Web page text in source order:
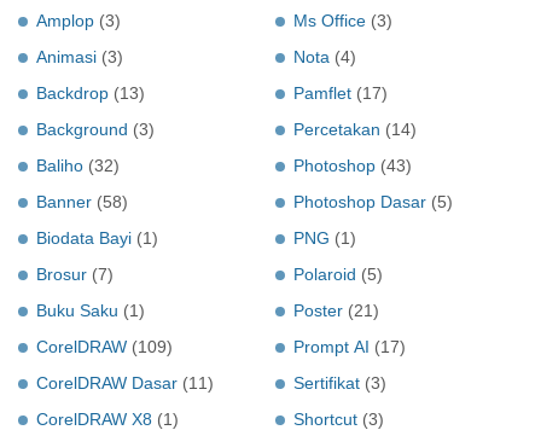
Amplop (3)
Animasi (3)
Backdrop (13)
Background (3)
Baliho (32)
Banner (58)
Biodata Bayi (1)
Brosur (7)
Buku Saku (1)
CorelDRAW (109)
CorelDRAW Dasar (11)
CorelDRAW X8 (1)
Ms Office (3)
Nota (4)
Pamflet (17)
Percetakan (14)
Photoshop (43)
Photoshop Dasar (5)
PNG (1)
Polaroid (5)
Poster (21)
Prompt AI (17)
Sertifikat (3)
Shortcut (3)